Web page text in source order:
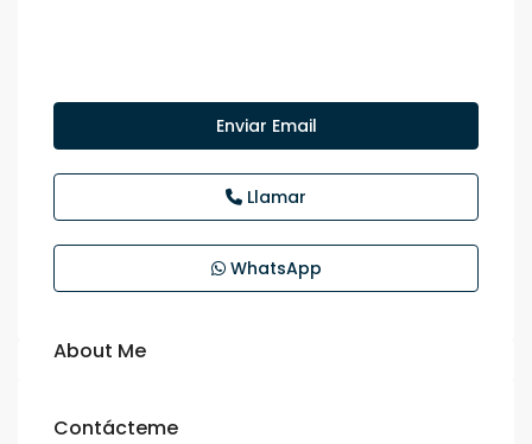
Enviar Email
Llamar
WhatsApp
About Me
Contácteme